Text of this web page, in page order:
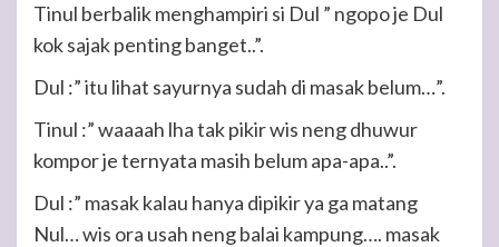
Tinul berbalik menghampiri si Dul ” ngopo je Dul
kok sajak penting banget..”.
Dul :” itu lihat sayurnya sudah di masak belum…”.
Tinul :” waaaah lha tak pikir wis neng dhuwur
kompor je ternyata masih belum apa-apa..”.
Dul :” masak kalau hanya dipikir ya ga matang
Nul… wis ora usah neng balai kampung…. masak